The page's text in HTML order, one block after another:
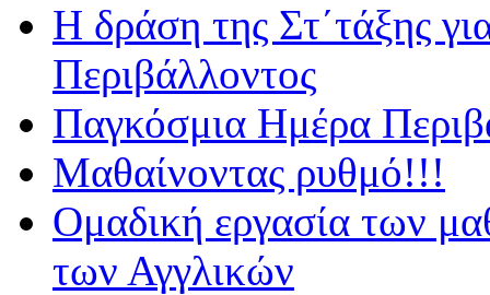
Η δράση της Στ΄τάξης
Περιβάλλοντος
Παγκόσμια Ημέρα
Μαθαίνοντας ρυθμό!!!
Ομαδική εργασία των
των Αγγλικών